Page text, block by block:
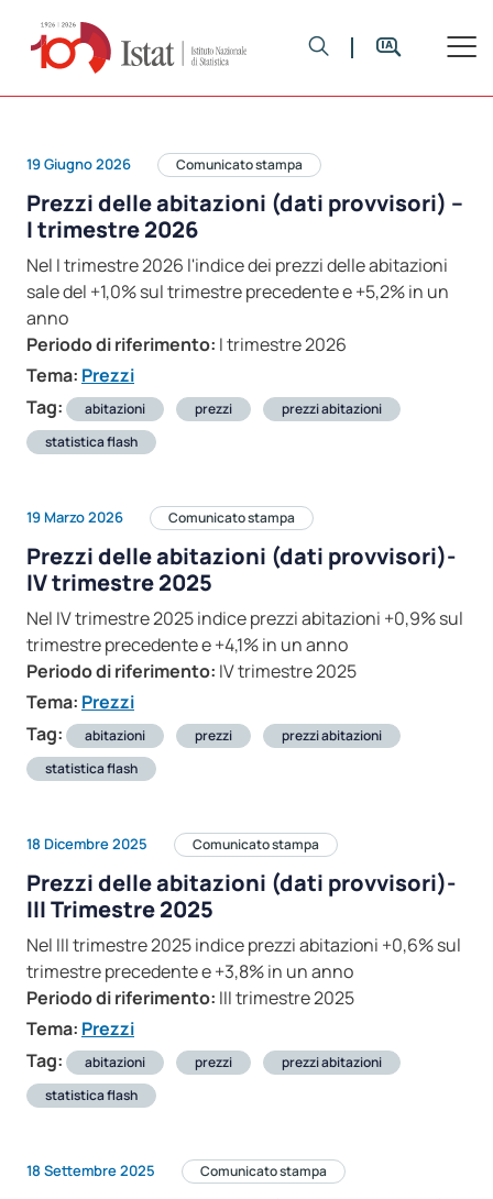
19 Giugno 2026 Comunicato stampa
Prezzi delle abitazioni (dati provvisori) –
I trimestre 2026
Nel I trimestre 2026 l'indice dei prezzi delle abitazioni
sale del +1,0% sul trimestre precedente e +5,2% in un
anno
Periodo di riferimento: I trimestre 2026
Tema: Prezzi
Tag:
abitazioni prezzi
prezzi abitazioni
statistica flash
19 Marzo 2026 Comunicato stampa
Prezzi delle abitazioni (dati provvisori)-
IV trimestre 2025
Nel IV trimestre 2025 indice prezzi abitazioni +0,9% sul
trimestre precedente e +4,1% in un anno
Periodo di riferimento: IV trimestre 2025
Tema: Prezzi
Tag:
abitazioni prezzi
prezzi abitazioni
statistica flash
18 Dicembre 2025 Comunicato stampa
Prezzi delle abitazioni (dati provvisori)-
III Trimestre 2025
Nel III trimestre 2025 indice prezzi abitazioni +0,6% sul
trimestre precedente e +3,8% in un anno
Periodo di riferimento: III trimestre 2025
Tema: Prezzi
Tag:
abitazioni prezzi
prezzi abitazioni
statistica flash
18 Settembre 2025 Comunicato stampa